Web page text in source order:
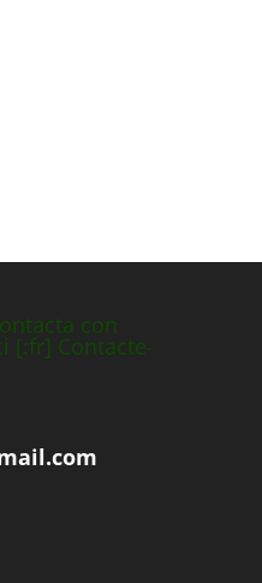
con
[:fr] Contacte-